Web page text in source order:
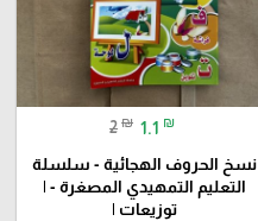
2 ₪ 1.1 ₪
نسخ الحروف الهجائية - سلسلة
التعليم التمهيدي المصغرة - |
توزيعات |